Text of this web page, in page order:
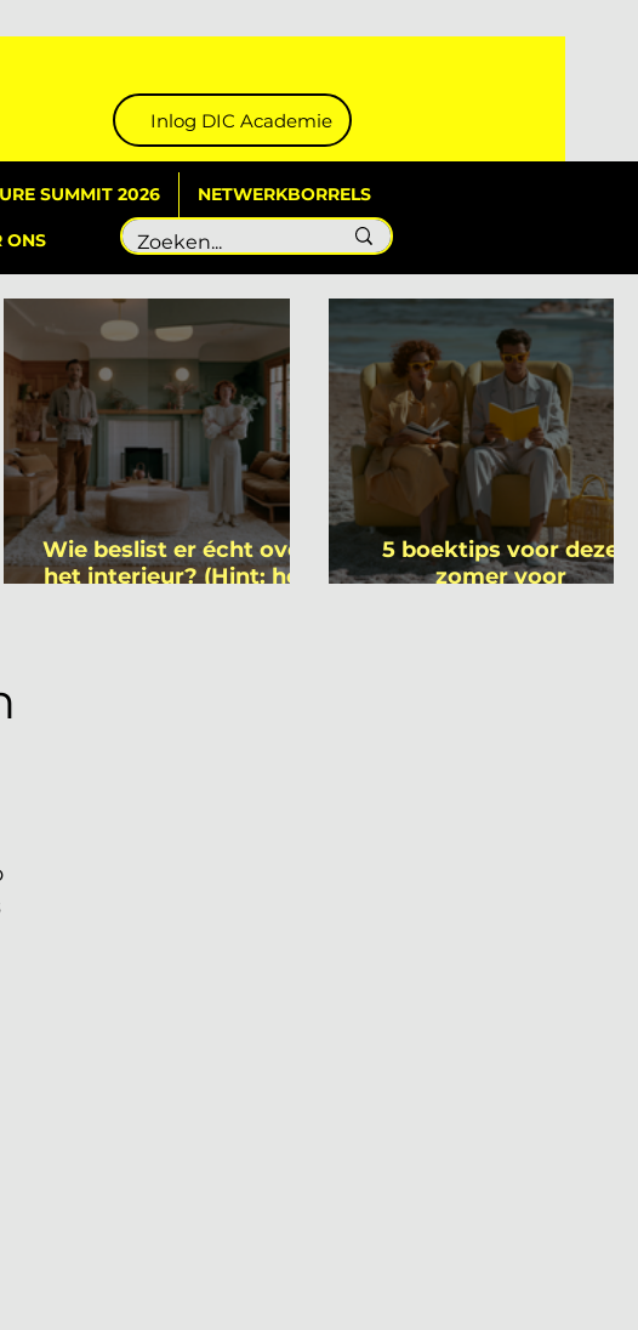
Inlog DIC Academie
SUMMIT 2026 NETWERKBORRELS
ONS
Wie beslist er écht over
het interieur? (Hint: het
5 boektips voor deze
zomer voor